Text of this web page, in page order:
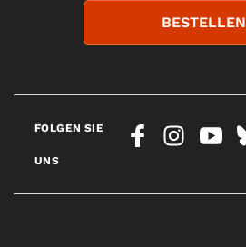
BESTELLEN
FOLGEN SIE
UNS